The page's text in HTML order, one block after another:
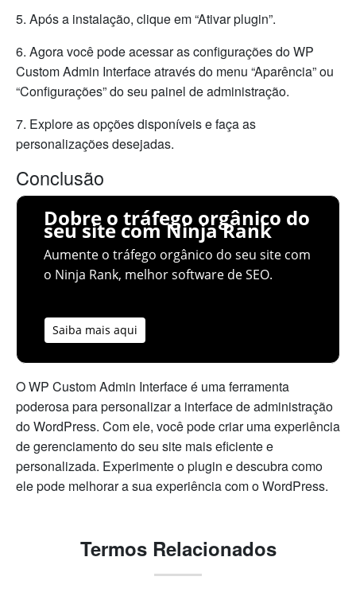
5. Após a instalação, clique em “Ativar plugin”.
6. Agora você pode acessar as configurações do WP
Custom Admin Interface através do menu “Aparência” ou
“Configurações” do seu painel de administração.
7. Explore as opções disponíveis e faça as
personalizações desejadas.
Conclusão
Dobre o tráfego orgânico do
seu site com Ninja Rank
Aumente o tráfego orgânico do seu site com
o Ninja Rank, melhor software de SEO.
Saiba mais aqui
O WP Custom Admin Interface é uma ferramenta
poderosa para personalizar a interface de administração
do WordPress. Com ele, você pode criar uma experiência
de gerenciamento do seu site mais eficiente e
personalizada. Experimente o plugin e descubra como
ele pode melhorar a sua experiência com o WordPress.
Termos Relacionados